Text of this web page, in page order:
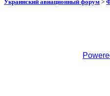
Украинский авиационный форум >